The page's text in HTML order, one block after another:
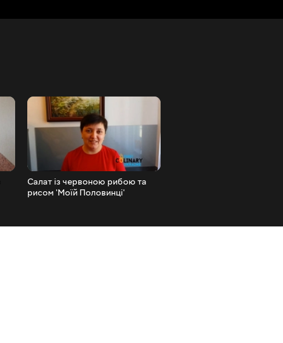
Салат із червоною рибою та
рисом 'Моїй Половинці'